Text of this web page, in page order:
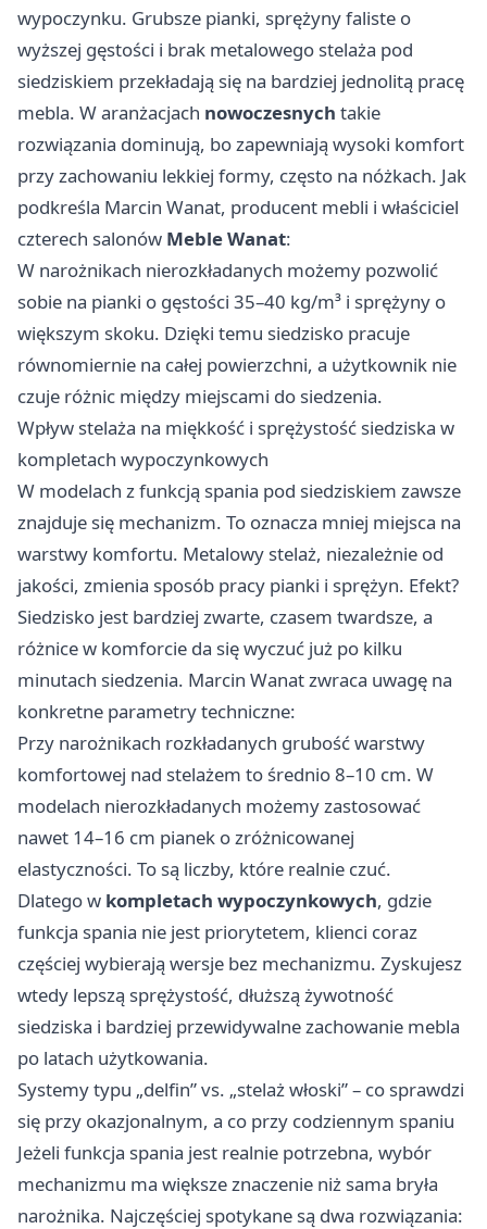
wypoczynku. Grubsze pianki, sprężyny faliste o
wyższej gęstości i brak metalowego stelaża pod
siedziskiem przekładają się na bardziej jednolitą pracę
mebla. W aranżacjach nowoczesnych takie
rozwiązania dominują, bo zapewniają wysoki komfort
przy zachowaniu lekkiej formy, często na nóżkach. Jak
podkreśla Marcin Wanat, producent mebli i właściciel
czterech salonów Meble Wanat:
W narożnikach nierozkładanych możemy pozwolić
sobie na pianki o gęstości 35–40 kg/m³ i sprężyny o
większym skoku. Dzięki temu siedzisko pracuje
równomiernie na całej powierzchni, a użytkownik nie
czuje różnic między miejscami do siedzenia.
Wpływ stelaża na miękkość i sprężystość siedziska w
kompletach wypoczynkowych
W modelach z funkcją spania pod siedziskiem zawsze
znajduje się mechanizm. To oznacza mniej miejsca na
warstwy komfortu. Metalowy stelaż, niezależnie od
jakości, zmienia sposób pracy pianki i sprężyn. Efekt?
Siedzisko jest bardziej zwarte, czasem twardsze, a
różnice w komforcie da się wyczuć już po kilku
minutach siedzenia. Marcin Wanat zwraca uwagę na
konkretne parametry techniczne:
Przy narożnikach rozkładanych grubość warstwy
komfortowej nad stelażem to średnio 8–10 cm. W
modelach nierozkładanych możemy zastosować
nawet 14–16 cm pianek o zróżnicowanej
elastyczności. To są liczby, które realnie czuć.
Dlatego w kompletach wypoczynkowych, gdzie
funkcja spania nie jest priorytetem, klienci coraz
częściej wybierają wersje bez mechanizmu. Zyskujesz
wtedy lepszą sprężystość, dłuższą żywotność
siedziska i bardziej przewidywalne zachowanie mebla
po latach użytkowania.
Systemy typu „delfin” vs. „stelaż włoski” – co sprawdzi
się przy okazjonalnym, a co przy codziennym spaniu
Jeżeli funkcja spania jest realnie potrzebna, wybór
mechanizmu ma większe znaczenie niż sama bryła
narożnika. Najczęściej spotykane są dwa rozwiązania: